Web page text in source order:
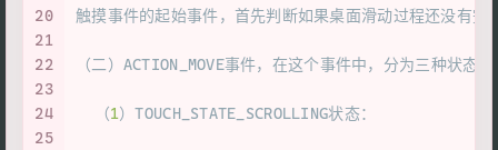
20
21
22
23
24
25
触摸事件的起始事件，首先判断如果桌面滑动过程还没
（二）ACTION_MOVE事件，在这个事件中，分为三种状态：
  （
1）TOUCH_STATE_SCROLLING状态：